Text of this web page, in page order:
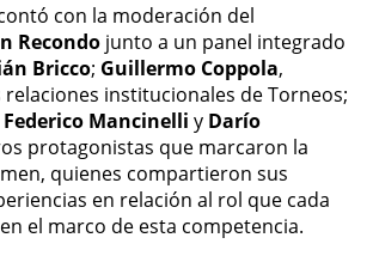
con la moderación del
Recondo junto a un panel integrado
Bricco; Guillermo Coppola,
relaciones institucionales de Torneos;
Federico Mancinelli y Darío
protagonistas que marcaron la
quienes compartieron sus
en relación al rol que cada
el marco de esta competencia.